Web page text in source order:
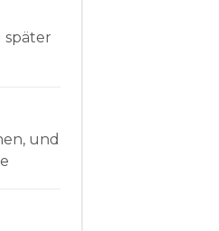
später
und